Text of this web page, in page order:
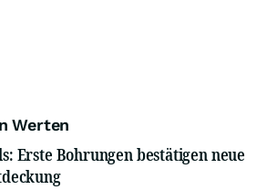
Werten
Erste Bohrungen bestätigen neue